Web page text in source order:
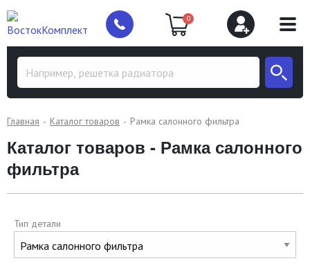
0
Главная Каталог товаров Рамка салонного фильтра
Каталог товаров - Рамка салонного
фильтра
Тип детали